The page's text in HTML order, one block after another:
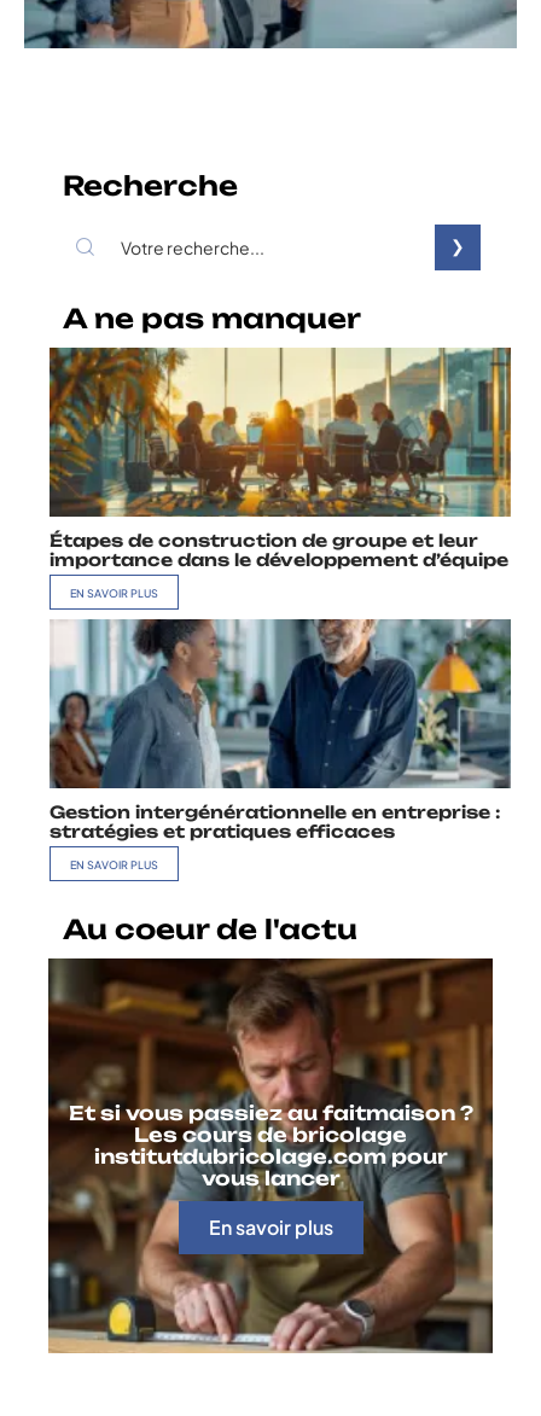
Recherche
A ne pas manquer
Étapes de construction de groupe et leur
importance dans le développement d’équipe
EN SAVOIR PLUS
Gestion intergénérationnelle en entreprise :
stratégies et pratiques efficaces
EN SAVOIR PLUS
Au coeur de l'actu
Et si vous passiez au faitmaison ?
Les cours de bricolage
institutdubricolage.com pour
vous lancer
En savoir plus